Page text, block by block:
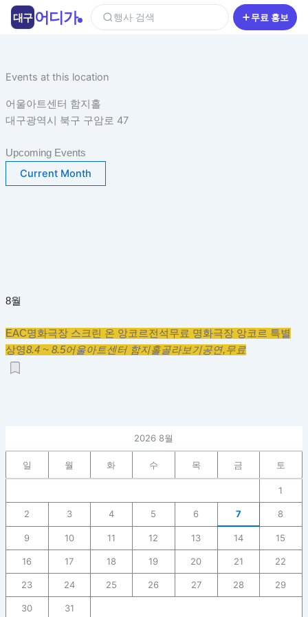
건
뛰
기
Events at this location
어울아트센터 함지홀
대구광역시 북구 구암로 47
Upcoming Events
Current Month
8월
EAC명화극장 스크린 온 앙코르전석무료 명화극장 앙코르 특별
상영8.4 ~ 8.5어울아트센터 함지홀골라보기공연,무료
2026 8월
일 월 화 수 목 금 토
1
2 3 4 5 6 7 8
9 10 11 12 13 14 15
16 17 18 19 20 21 22
23 24 25 26 27 28 29
30 31
대구 어디가 행사 검색 무료 홍보